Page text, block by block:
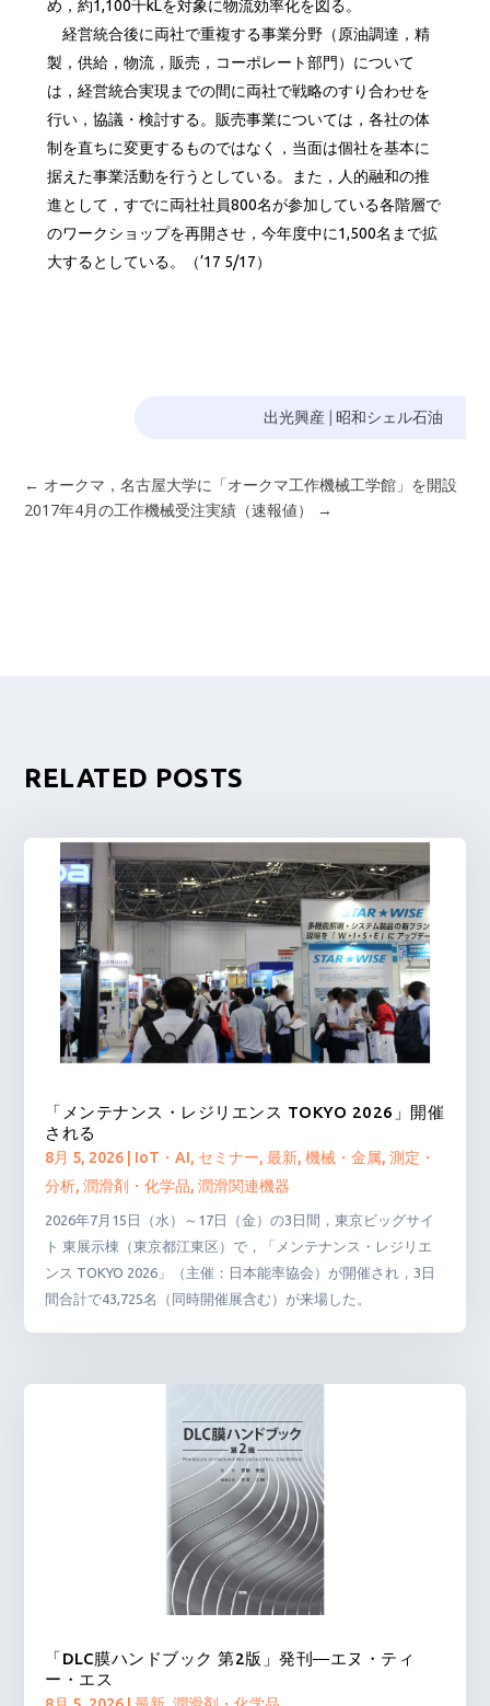
め，約1,100千kLを対象に物流効率化を図る。
経営統合後に両社で重複する事業分野（原油調達，精
製，供給，物流，販売，コーポレート部門）について
は，経営統合実現までの間に両社で戦略のすり合わせを
行い，協議・検討する。販売事業については，各社の体
制を直ちに変更するものではなく，当面は個社を基本に
据えた事業活動を行うとしている。また，人的融和の推
進として，すでに両社社員800名が参加している各階層で
のワークショップを再開させ，今年度中に1,500名まで拡
大するとしている。（’17 5/17）
出光興産| 昭和シェル石油
← オークマ，名古屋大学に「オークマ工作機械工学館」を開設
2017年4月の工作機械受注実績（速報値）
→
RELATED POSTS
「メンテナンス・レジリエンス TOKYO 2026」開催
される
8月 5, 2026 IoT・AI, セミナー,最新,機械・金属,測定・
分析,潤滑剤・化学品,潤滑関連機器
2026年7月15日（水）～17日（金）の3日間，東京ビッグサイ
ト 東展示棟（東京都江東区）で，「メンテナンス・レジリエ
ンス TOKYO 2026」（主催：日本能率協会）が開催され，3日
間合計で43,725名（同時開催展含む）が来場した。
「DLC膜ハンドブック 第2版」発刊―エヌ・ティ
ー・エス